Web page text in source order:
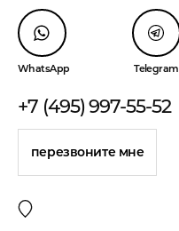
WhatsApp Telegram
+7 (495) 997-55-52
перезвоните мне